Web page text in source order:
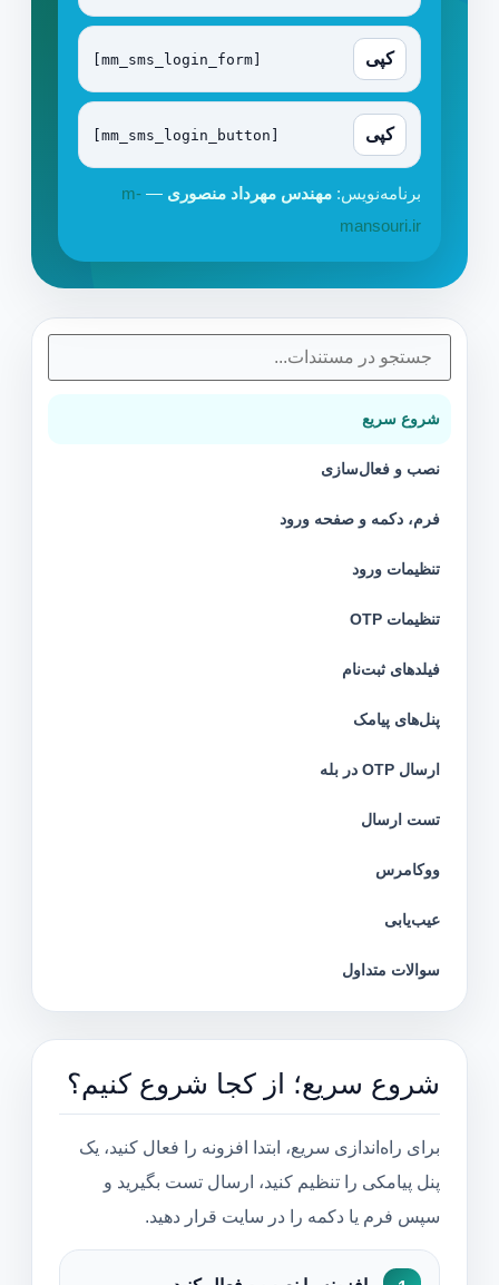
[mm_sms_login_form] کپی
[mm_sms_login_button] کپی
برنامه‌نویس: مهندس مهرداد منصوری —
m-
mansouri.ir
شروع سریع
نصب و فعال‌سازی
فرم، دکمه و صفحه ورود
تنظیمات ورود
تنظیمات OTP
فیلدهای ثبت‌نام
پنل‌های پیامک
ارسال OTP در بله
تست ارسال
ووکامرس
عیب‌یابی
سوالات متداول
شروع سریع؛ از کجا شروع کنیم؟
برای راه‌اندازی سریع، ابتدا افزونه را فعال کنید، یک
پنل پیامکی را تنظیم کنید، ارسال تست بگیرید و
سپس فرم یا دکمه را در سایت قرار دهید.